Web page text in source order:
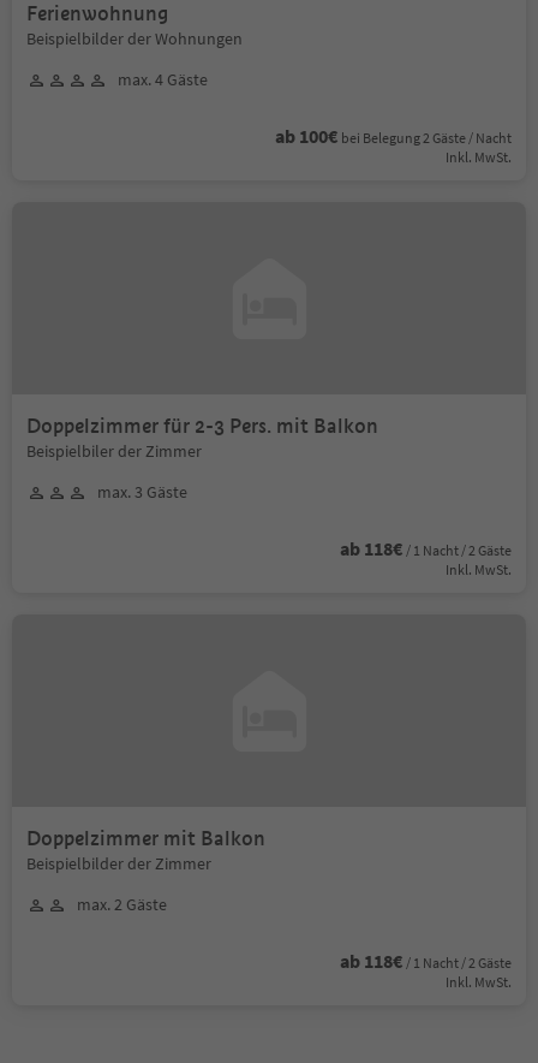
Ferienwohnung
Beispielbilder der Wohnungen
max. 4 Gäste
ab 100€ bei Belegung 2 Gäste / Nacht
Inkl. MwSt.
Doppelzimmer für 2-3 Pers. mit Balkon
Beispielbiler der Zimmer
max. 3 Gäste
ab 118€ / 1 Nacht / 2 Gäste
Inkl. MwSt.
Doppelzimmer mit Balkon
Beispielbilder der Zimmer
max. 2 Gäste
ab 118€ / 1 Nacht / 2 Gäste
Inkl. MwSt.